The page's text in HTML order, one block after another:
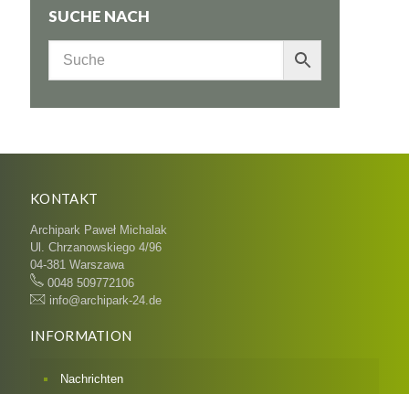
SUCHE NACH
KONTAKT
Archipark Paweł Michalak
Ul. Chrzanowskiego 4/96
04-381 Warszawa
0048 509772106
info@archipark-24.de
INFORMATION
Nachrichten